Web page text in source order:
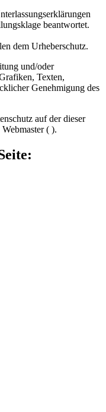
beantwortet.
dem Urheberschutz.
und/oder
Texten,
Genehmigung des
auf der dieser
( ).